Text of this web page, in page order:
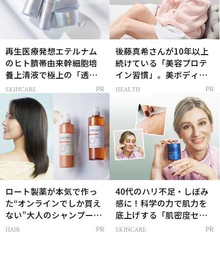
再生医療発想エテルナム
のヒト臍帯由来幹細胞培
養上清液で極上の「透明
感ハリ肌」へ
SKINCARE PR
後藤真希さんが10年以上
続けている「美容プロテ
イン習慣」。美ボディを
支える朝ルーティンと
HEALTH PR
ロート製薬が本気で作っ
た“オンラインでしか買え
ない”大人のシャンプー＆
トリートメントって？
HAIR PR
40代のハリ不足・しぼみ
感に！科学の力で肌力を
底上げする「肌密度セラ
ム」
SKINCARE PR